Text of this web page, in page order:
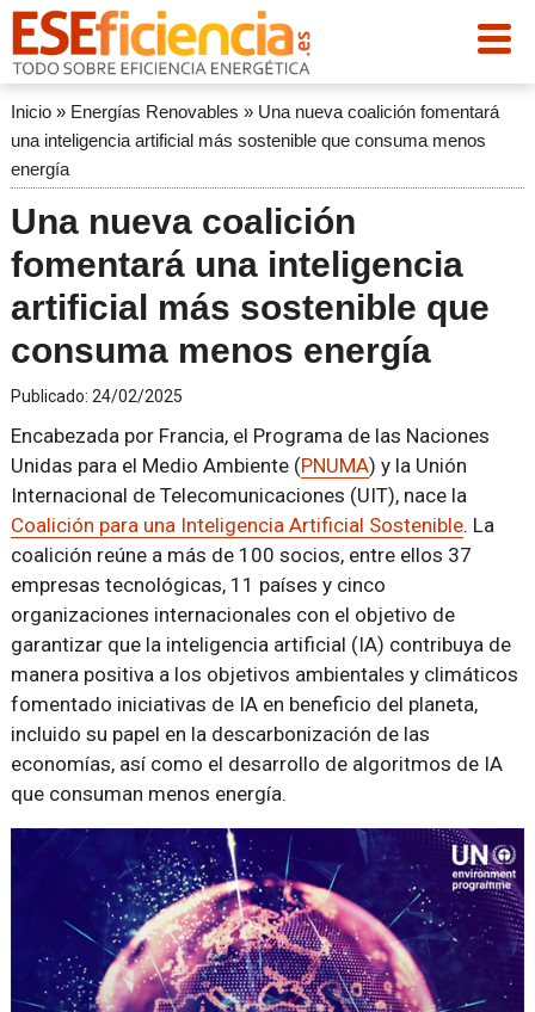
Inicio» Energías Renovables » Una nueva coalición fomentará
una inteligencia artificial más sostenible que consuma menos
energía
Una nueva coalición
fomentará una inteligencia
artificial más sostenible que
consuma menos energía
Publicado: 24/02/2025
Encabezada por Francia, el Programa de las Naciones
Unidas para el Medio Ambiente (PNUMA) y la Unión
Internacional de Telecomunicaciones (UIT), nace la
Coalición para una Inteligencia Artificial Sostenible. La
coalición reúne a más de 100 socios, entre ellos 37
empresas tecnológicas, 11 países y cinco
organizaciones internacionales con el objetivo de
garantizar que la inteligencia artificial (IA) contribuya de
manera positiva a los objetivos ambientales y climáticos
fomentado iniciativas de IA en beneficio del planeta,
incluido su papel en la descarbonización de las
economías, así como el desarrollo de algoritmos de IA
que consuman menos energía.